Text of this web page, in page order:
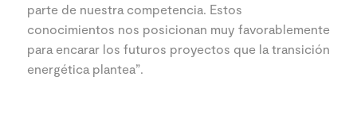
parte de nuestra competencia. Estos
conocimientos nos posicionan muy favorablemente
para encarar los futuros proyectos que la transición
energética plantea”.